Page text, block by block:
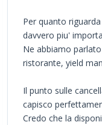
Per quanto
davvero piu'
Ne abbiamo
ristorante, yield
Il punto sulle
capisco
Credo che la